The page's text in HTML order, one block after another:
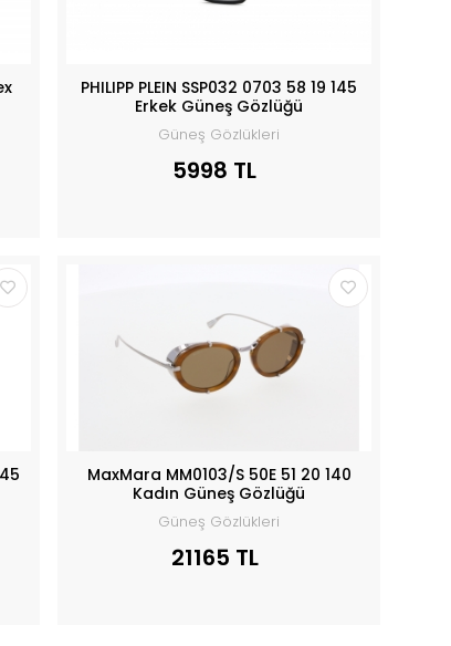
PHILIPP PLEIN SSP032 0703 58 19 145
Erkek Güneş Gözlüğü
Güneş Gözlükleri
5998 TL
MaxMara MM0103/S 50E 51 20 140
Kadın Güneş Gözlüğü
Güneş Gözlükleri
21165 TL